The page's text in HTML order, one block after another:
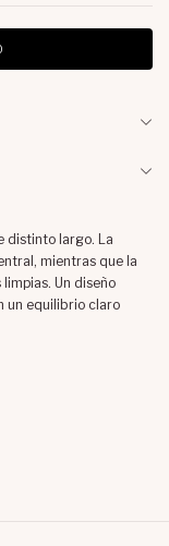
distinto largo. La
mientras que la
Un diseño
un equilibrio claro